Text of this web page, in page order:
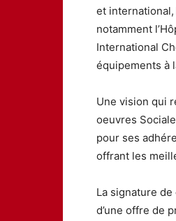
et international,
notamment
International
équipements à
Une vision qui
oeuvres
pour ses
offrant les
La signature
d’une offre de